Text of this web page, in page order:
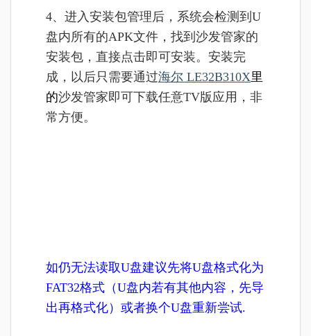
4、进入安装包管理后，系统会检测到U
盘内所有的APK文件，找到沙发管家的
安装包，直接点击即可安装。安装完
成，以后只需要通过海尔 LE32B310X里
的沙发管家即可下载任意TV版应用，非
常方便。
如仍无法读取U盘建议先将U盘格式化为
FAT32格式（U盘内若有其他内容，先导
出再格式化）或者换个U盘重新尝试.